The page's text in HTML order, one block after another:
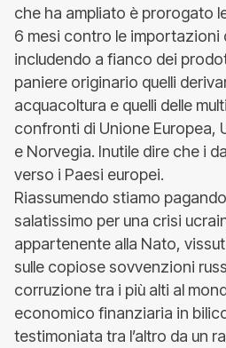
che ha ampliato è prorogato
6 mesi contro le importazioni
includendo a fianco dei
paniere originario quelli
acquacoltura e quelli delle
confronti di Unione Europea,
e Norvegia. Inutile dire che i
verso i Paesi europei.
Riassumendo stiamo
salatissimo per una crisi
appartenente alla Nato,
sulle copiose sovvenzioni
corruzione tra i più alti al
economico finanziaria in
testimoniata tra l’altro da un